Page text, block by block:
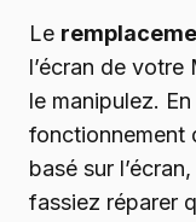
Le
l’écran de
le manipulez.
fonctionnement
basé sur
fassiez réparer